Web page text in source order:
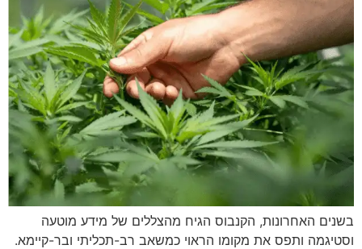
בשנים האחרונות, הקנבוס הגיח מהצללים של מידע מוטעה
וסטיגמה ותפס את מקומו הראוי כמשאב רב-תכליתי ובר-קיימא.